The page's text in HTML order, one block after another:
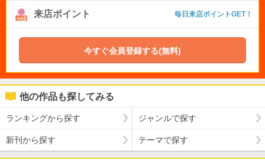
来店ポイント 毎日来店ポイントGET！
今すぐ会員登録する(無料)
他の作品も探してみる
ランキングから探す ジャンルで探す
新刊から探す テーマで探す